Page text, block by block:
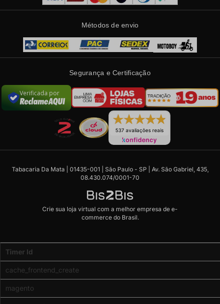
Métodos de envio
Segurança e Certificação
Verificada por
537 avaliações reais
Tabacaria Da Mata | 01435-001 | São Paulo - SP | Av. São Gabriel, 435,
08.430.074/0001-70
Crie sua loja virtual com a melhor empresa de e-
commerce do Brasil.
Profiler
(Memory
real
-
Timer Id
cache_frontend_create
magento